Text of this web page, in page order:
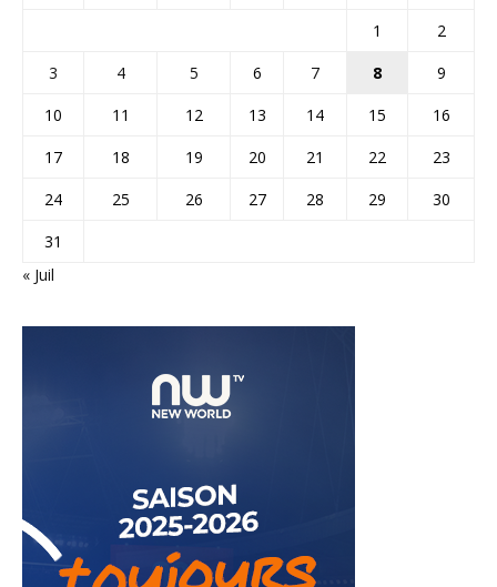
1
2
3
4 5 6 7 8
9
10
11 12 13 14 15
16
17
18 19 20 21 22
23
24
25 26 27 28 29
30
31
« Juil